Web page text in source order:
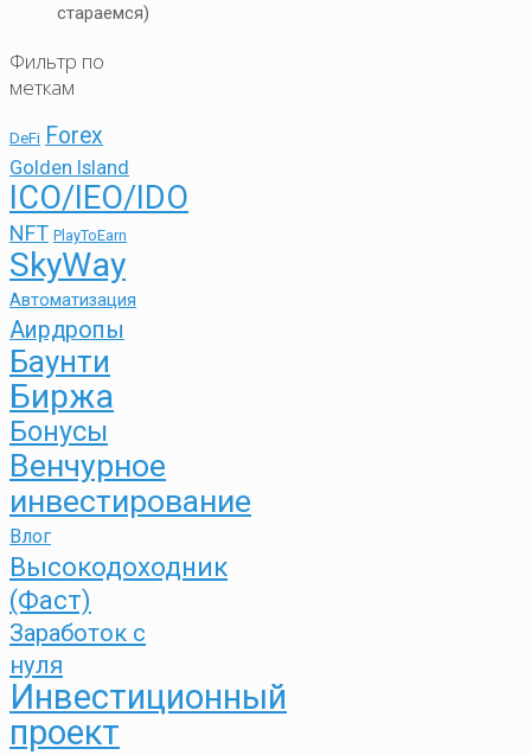
стараемся)
Фильтр по
меткам
DeFi Forex
Golden Island
ICO/IEO/IDO
NFT PlayToEarn
SkyWay
Автоматизация
Аирдропы
Баунти
Биржа
Бонусы
Венчурное
инвестирование
Влог
Высокодоходник
(Фаст)
Заработок с
нуля
Инвестиционный
проект